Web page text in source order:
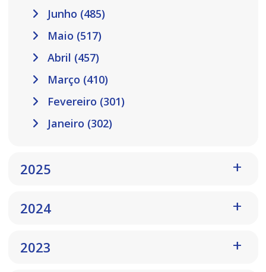
Junho (485)
Maio (517)
Abril (457)
Março (410)
Fevereiro (301)
Janeiro (302)
2025
2024
2023